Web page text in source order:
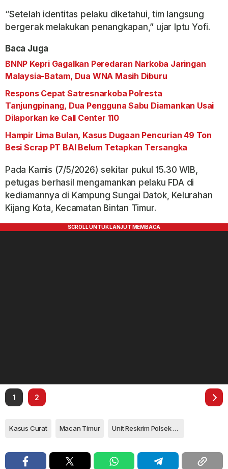
“Setelah identitas pelaku diketahui, tim langsung
bergerak melakukan penangkapan,” ujar Iptu Yofi.
Baca Juga
BNNP Kepri Gagalkan Peredaran Narkoba Jaringan
Malaysia-Batam, Dua WNA Masih Diburu
Respons Cepat Satresnarkoba Polresta
Tanjungpinang, Dua Pengguna Sabu Diamankan Usai
Dilaporkan ke Call Center 110
Hampir Lima Bulan, Kasus Dugaan Pencurian 49 Ton
Besi Scrap PT BAI Belum Tetapkan Tersangka
Pada Kamis (7/5/2026) sekitar pukul 15.30 WIB,
petugas berhasil mengamankan pelaku FDA di
kediamannya di Kampung Sungai Datok, Kelurahan
Kijang Kota, Kecamatan Bintan Timur.
1 2
Kasus Curat Macan Timur Unit Reskrim Polsek Bintan Timur